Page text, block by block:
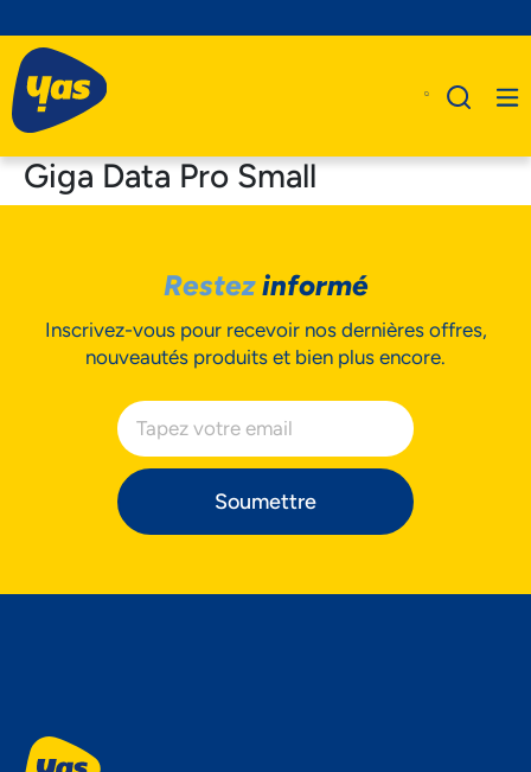
Business
Assistance
Giga Data Pro Small
Restezinformé
Inscrivez-vous pour recevoir nos dernières offres,
nouveautés produits et bien plus encore.
Soumettre